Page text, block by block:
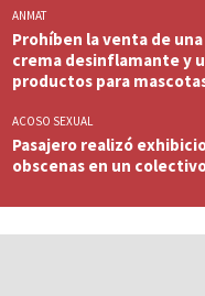
ANMAT
Prohíben la venta de
crema desinflamante y
productos para
ACOSO SEXUAL
Pasajero realizó
obscenas en un